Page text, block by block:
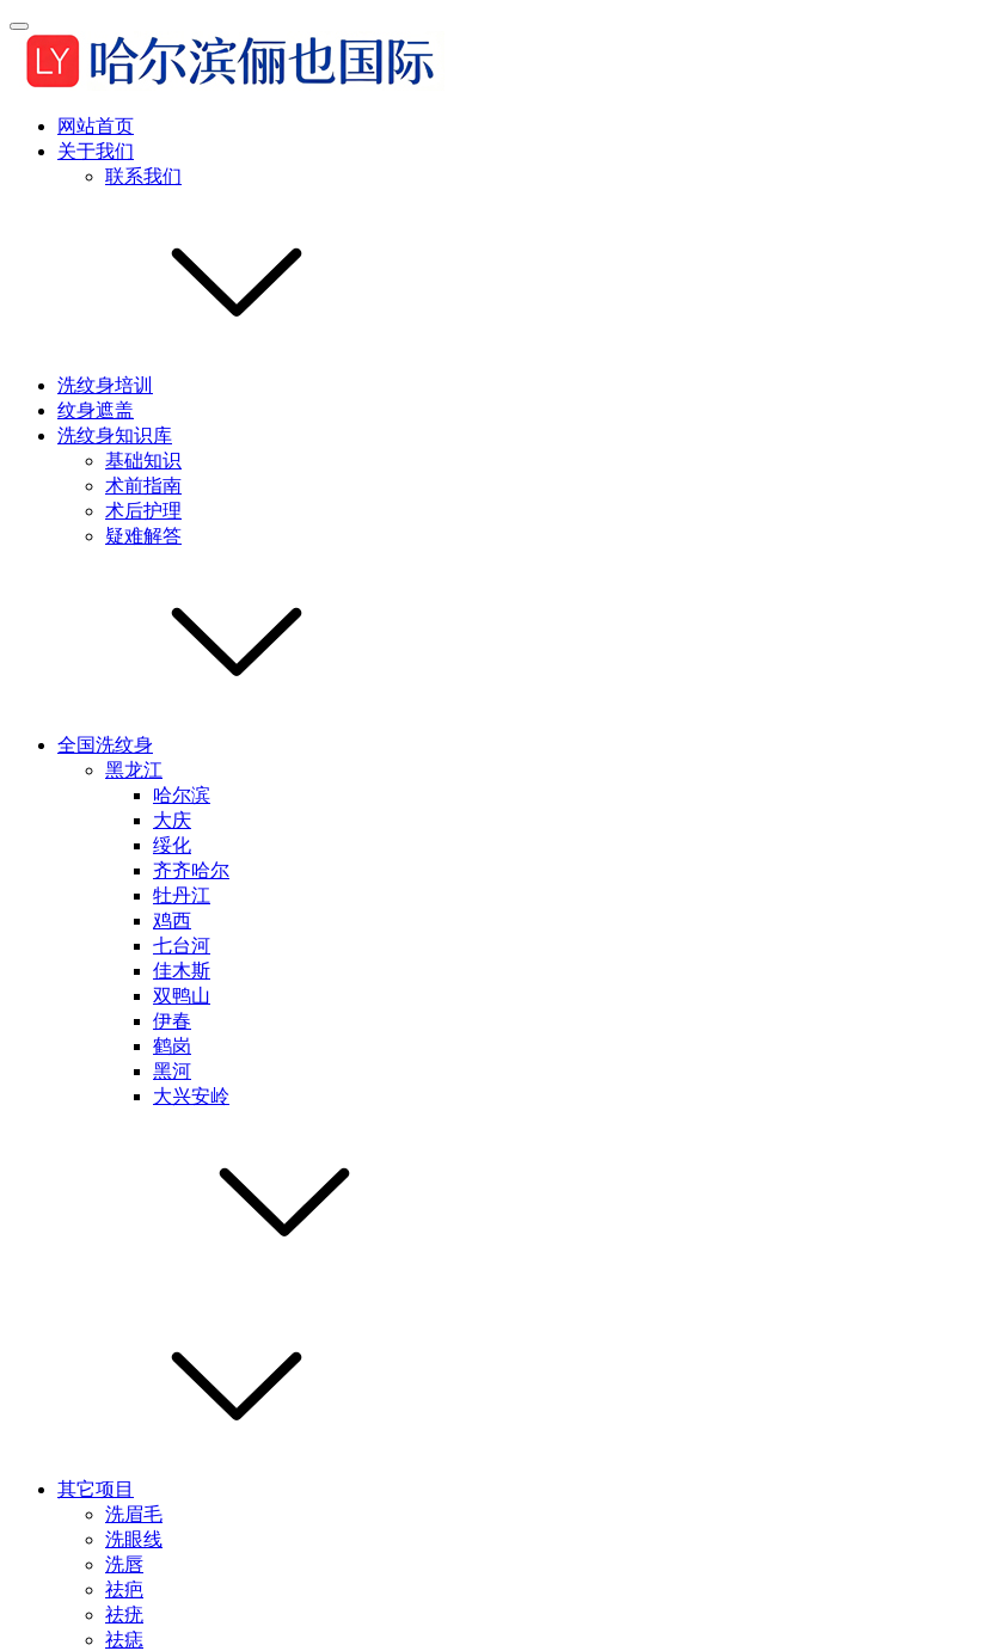
网站首页
关于我们
联系我们
洗纹身培训
纹身遮盖
洗纹身知识库
基础知识
术前指南
术后护理
疑难解答
全国洗纹身
黑龙江
哈尔滨
大庆
绥化
齐齐哈尔
牡丹江
鸡西
七台河
佳木斯
双鸭山
伊春
鹤岗
黑河
大兴安岭
其它项目
洗眉毛
洗眼线
洗唇
祛疤
祛疣
祛痣